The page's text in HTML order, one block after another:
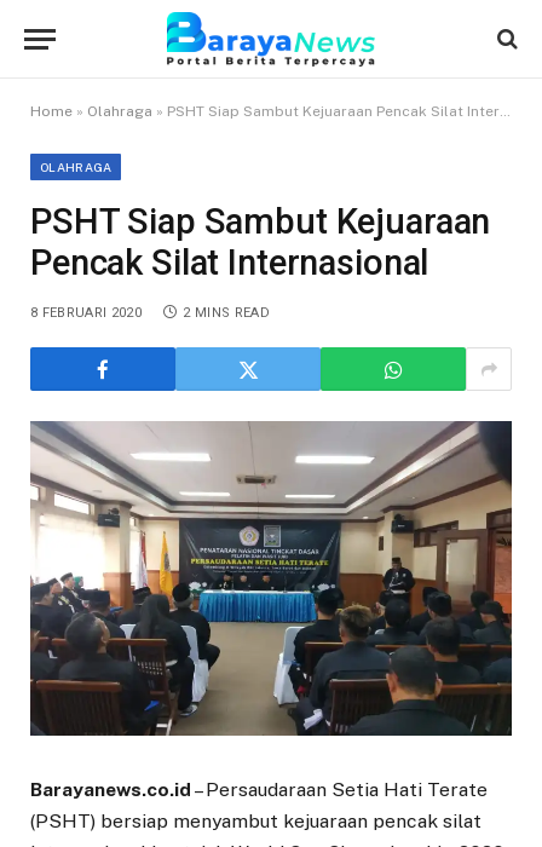
Home » Olahraga » PSHT Siap Sambut Kejuaraan Pencak Silat Internasional
OLAHRAGA
PSHT Siap Sambut Kejuaraan
Pencak Silat Internasional
8 FEBRUARI 2020 2 MINS READ
Barayanews.co.id – Persaudaraan Setia Hati Terate
(PSHT) bersiap menyambut kejuaraan pencak silat